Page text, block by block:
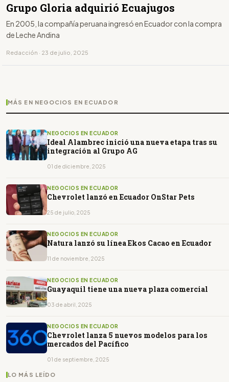
Grupo Gloria adquirió Ecuajugos
En 2005, la compañía peruana ingresó en Ecuador con la compra
de Leche Andina
Redacción · 23 de julio, 2025
MÁS EN NEGOCIOS EN ECUADOR
NEGOCIOS EN ECUADOR
Ideal Alambrec inició una nueva etapa tras su
integración al Grupo AG
01 de diciembre, 2025
NEGOCIOS EN ECUADOR
Chevrolet lanzó en Ecuador OnStar Pets
25 de julio, 2025
NEGOCIOS EN ECUADOR
Natura lanzó su línea Ekos Cacao en Ecuador
11 de noviembre, 2025
NEGOCIOS EN ECUADOR
Guayaquil tiene una nueva plaza comercial
03 de abril, 2025
NEGOCIOS EN ECUADOR
Chevrolet lanza 5 nuevos modelos para los
mercados del Pacífico
01 de septiembre, 2025
LO MÁS LEÍDO